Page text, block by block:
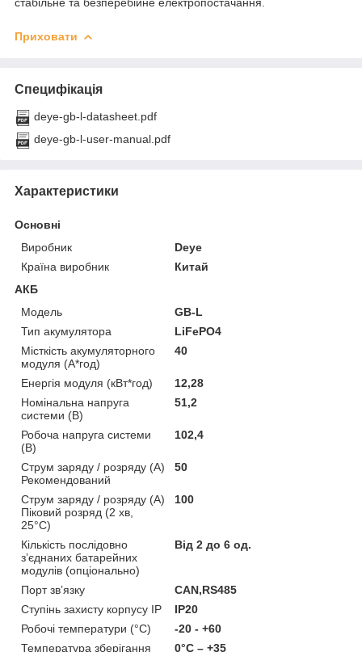
Приховати
Специфікація
deye-gb-l-datasheet.pdf
deye-gb-l-user-manual.pdf
Характеристики
Основні
Виробник
Deye
Країна виробник
Китай
АКБ
Модель
GB-L
Тип акумулятора
LiFePO4
Місткість акумуляторного
модуля (А*год)
40
Енергія модуля (кВт*год)
12,28
Номінальна напруга
системи (В)
51,2
Робоча напруга системи
(В)
102,4
Струм заряду / розряду (А)
Рекомендований
50
Струм заряду / розряду (А)
Піковий розряд (2 хв,
25°C)
100
Кількість послідовно
з’єднаних батарейних
модулів (опціонально)
Від 2 до 6 од.
Порт зв’язку
CAN,RS485
Ступінь захисту корпусу IP
IP20
Робочі температури (°C)
-20 - +60
Температура зберігання
0°C – +35